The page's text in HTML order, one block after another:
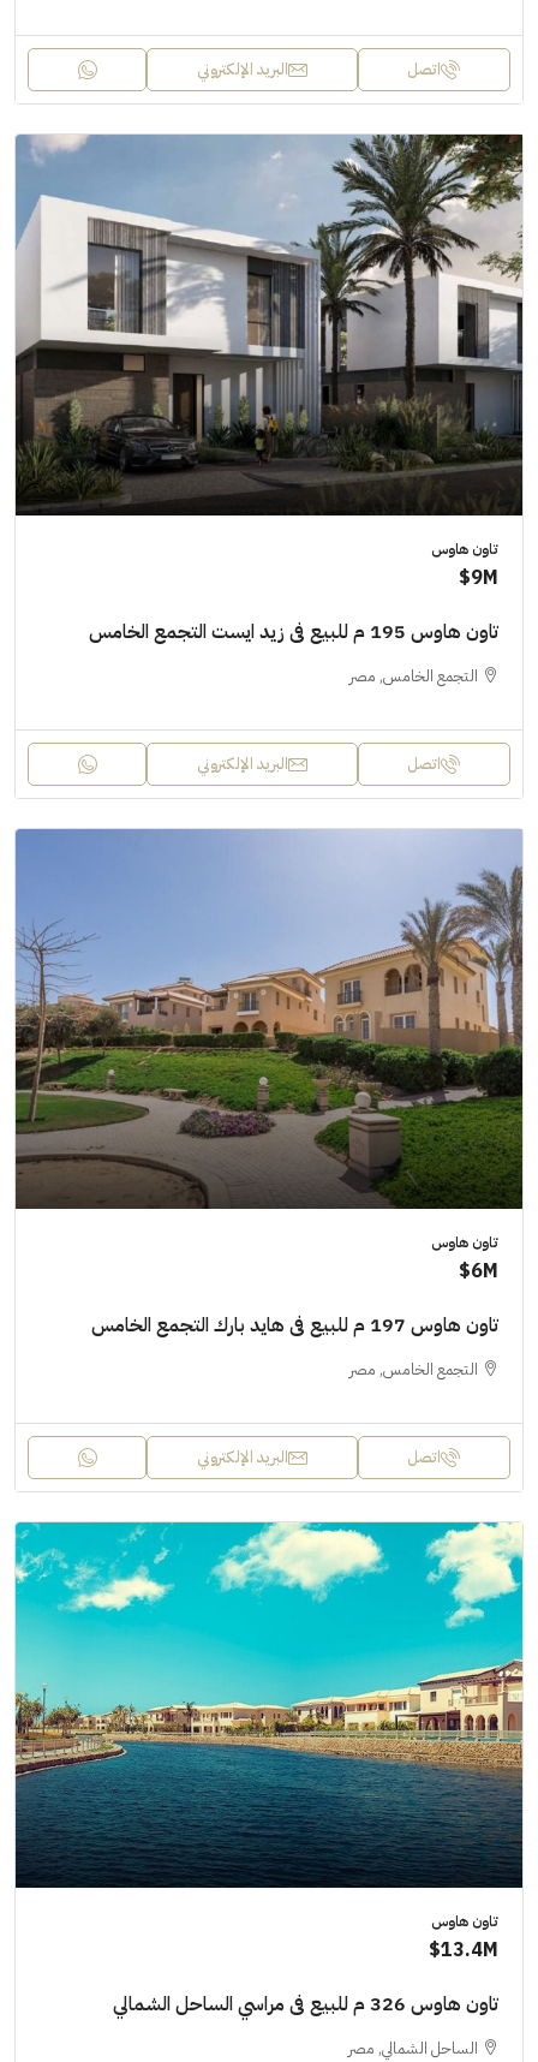
اتصل البريد الإلكتروني
تاون هاوس
9M$
تاون هاوس 195 م للبيع فى زيد ايست التجمع الخامس
التجمع الخامس, مصر
اتصل البريد الإلكتروني
تاون هاوس
6M$
تاون هاوس 197 م للبيع فى هايد بارك التجمع الخامس
التجمع الخامس, مصر
اتصل البريد الإلكتروني
تاون هاوس
13.4M$
تاون هاوس 326 م للبيع فى مراسي الساحل الشمالي
الساحل الشمالي, مصر